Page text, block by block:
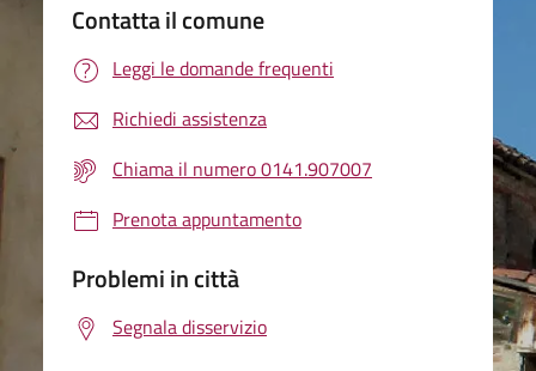
Contatta il comune
Leggi le domande frequenti
Richiedi assistenza
Chiama il numero 0141.907007
Prenota appuntamento
Problemi in città
Segnala disservizio